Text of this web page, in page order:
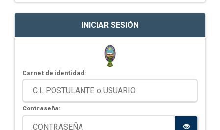
INICIAR SESIÓN
Carnet de identidad:
Contraseña: